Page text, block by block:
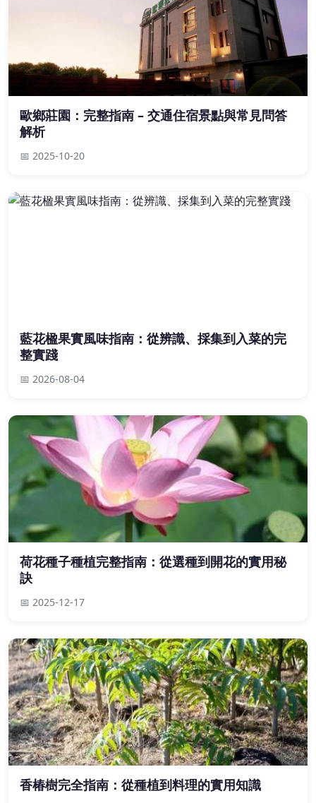
歐鄉莊園：完整指南 – 交通住宿景點與常見問答
解析
📅 2025-10-20
藍花楹果實風味指南：從辨識、採集到入菜的完
整實踐
📅 2026-08-04
荷花種子種植完整指南：從選種到開花的實用秘
訣
📅 2025-12-17
香椿樹完全指南：從種植到料理的實用知識